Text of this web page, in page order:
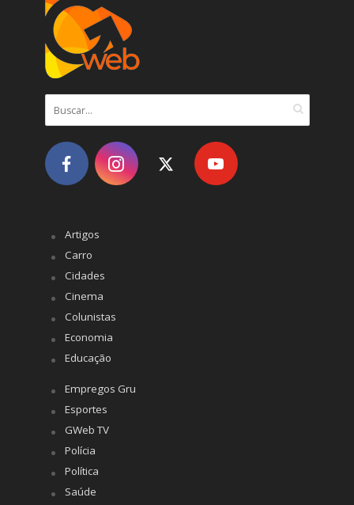
Artigos
Carro
Cidades
Cinema
Colunistas
Economia
Educação
Empregos Gru
Esportes
GWeb TV
Polícia
Política
Saúde